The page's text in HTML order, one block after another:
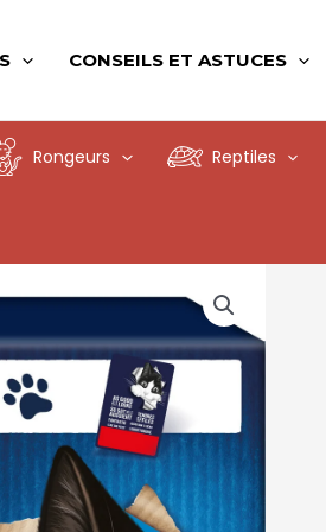
CONSEILS ET ASTUCES
Rongeurs Reptiles